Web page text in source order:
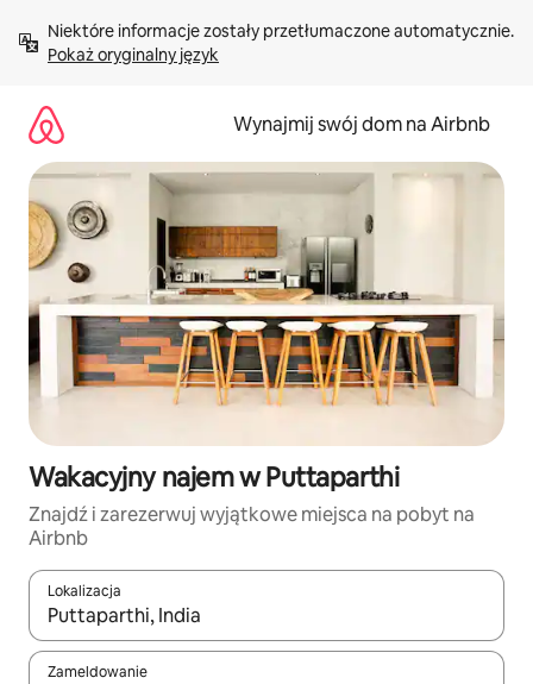
treści Pokaż oryginalny język
Wynajmij swój dom na Airbnb
Wakacyjny najem w Puttaparthi
Znajdź i zarezerwuj wyjątkowe miejsca na pobyt na
Airbnb
Lokalizacja
Gdy wyniki będą dostępne, możesz poruszać się po nich za
Zameldowanie